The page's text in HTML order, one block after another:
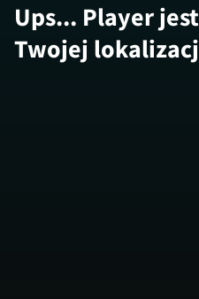
Ups... Player
Twojej